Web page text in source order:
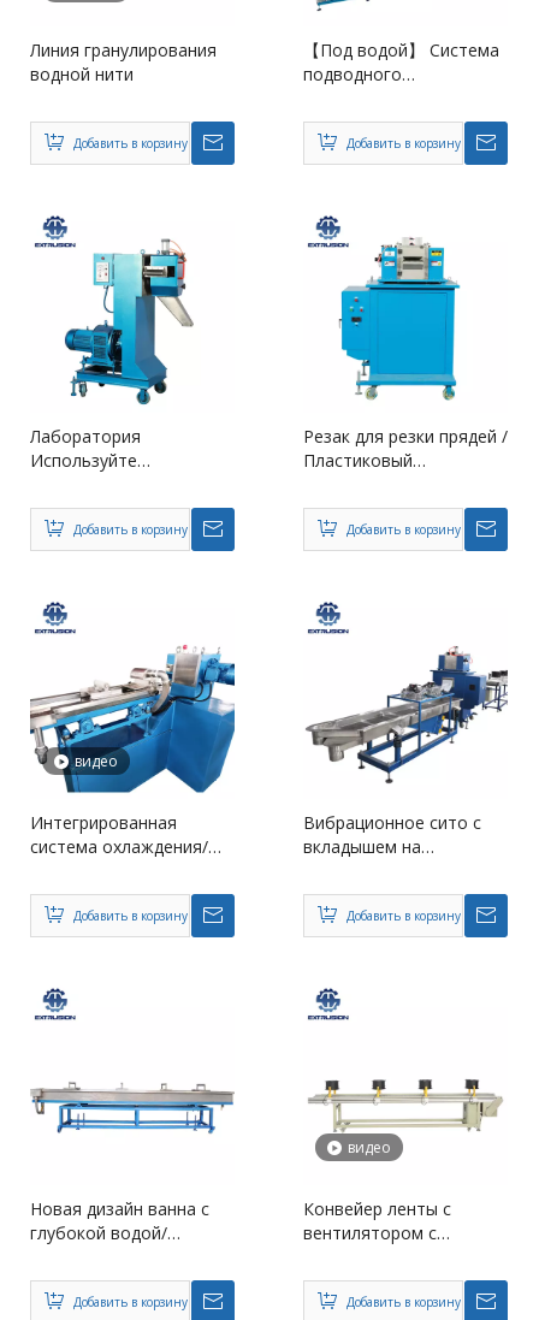
Линия гранулирования
водной нити
Добавить в корзину
【Под водой】 Система
подводного
двухшнекового
экструдера
Добавить в корзину
Лаборатория
Используйте
индивидуальную
пластиковую машину
Добавить в корзину
Резак для резки прядей /
Пластиковый
портального типа
Добавить в корзину
видео
Интегрированная
система охлаждения/
сушка воздуха + резак
Добавить в корзину
Вибрационное сито с
вкладышем на
Добавить в корзину
Новая дизайн ванна с
глубокой водой/
охлаждающая ванна/
водная впадина
Добавить в корзину
видео
Конвейер ленты с
вентилятором с
охлаждением в
пластиковой линии
Добавить в корзину